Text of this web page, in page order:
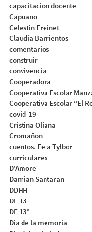
capacitacion docente
Capuano
Celestin Freinet
Claudia Barrientos
comentarios
construir
convivencia
Cooperadora
Cooperativa Escolar
Cooperativa Escolar “El
covid-19
Cristina Oliana
Cromañon
cuentos. Fela Tylbor
curriculares
D'Amore
Damian Santaran
DDHH
DE 13
DE 13°
Dia de la memoria